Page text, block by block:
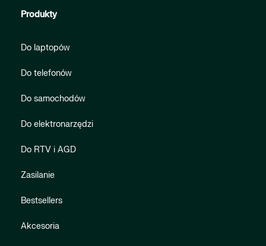
Produkty
Do laptopów
Do telefonów
Do samochodów
Do elektronarzędzi
Do RTV i AGD
Zasilanie
Bestsellers
Akcesoria